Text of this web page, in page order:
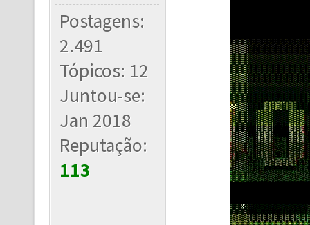
Postagens:
2.491
Tópicos: 12
Juntou-se:
Jan 2018
Reputação:
113